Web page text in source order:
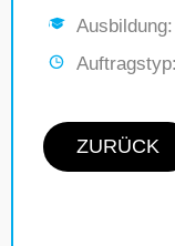
Ausbildung:
Auftragstyp:
ZURÜCK